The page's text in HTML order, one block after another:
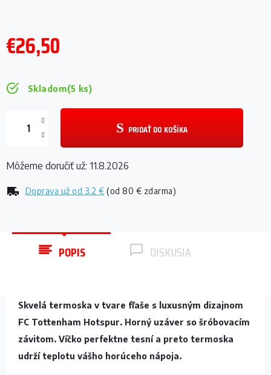
€26,50
Skladom(5 ks)
Doprava už od 3.2 € (od 80 € zdarma)
PRIDAŤ DO KOŠÍKA
Môžeme doručiť už: 11.8.2026
POPIS DISKUSIA
Skvelá termoska v tvare fľaše s luxusným dizajnom
FC Tottenham Hotspur. Horný uzáver so šróbovacím
závitom. Víčko perfektne tesní a preto termoska
udrží teplotu vášho horúceho nápoja.